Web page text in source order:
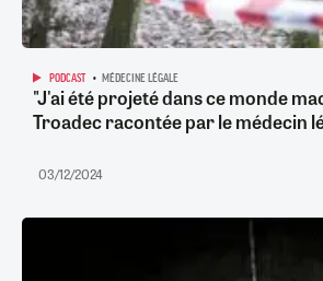
PODCAST MÉDECINE LÉGALE
"J'ai été projeté dans ce monde
Troadec racontée par le médecin
03/12/2024